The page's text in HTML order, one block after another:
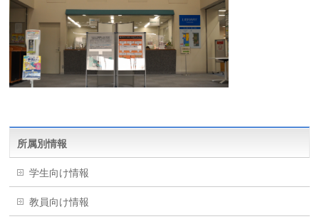
所属別情報
学生向け情報
教員向け情報